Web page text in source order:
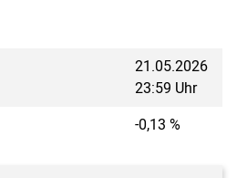
21.05.2026
23:59 Uhr
-0,13 %